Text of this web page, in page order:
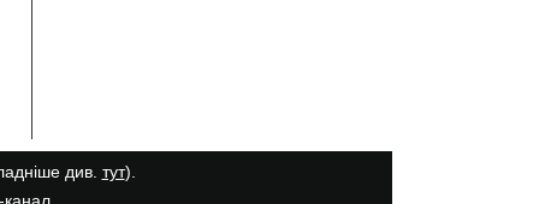
див. тут).